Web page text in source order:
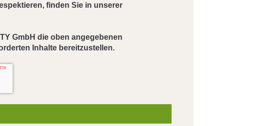
finden Sie in unserer
GmbH die oben angegebenen
Inhalte bereitzustellen.